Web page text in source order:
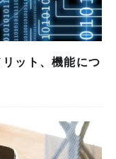
ット、機能につ